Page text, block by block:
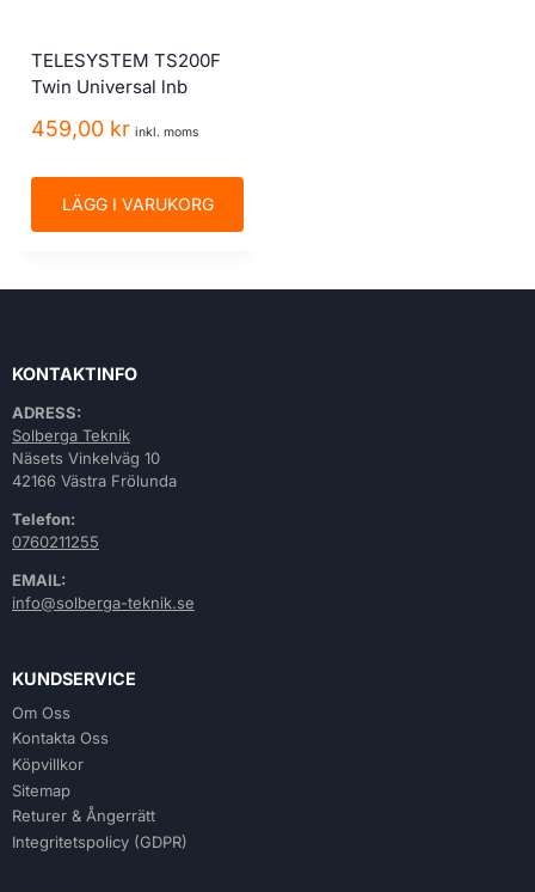
TELESYSTEM TS200F
Twin Universal lnb
459,00 kr inkl. moms
LÄGG I VARUKORG
KONTAKTINFO
ADRESS:
Solberga Teknik
Näsets Vinkelväg 10
42166 Västra Frölunda
Telefon:
0760211255
EMAIL:
info@solberga-teknik.se
KUNDSERVICE
Om Oss
Kontakta Oss
Köpvillkor
Sitemap
Returer & Ångerrätt
Integritetspolicy (GDPR)